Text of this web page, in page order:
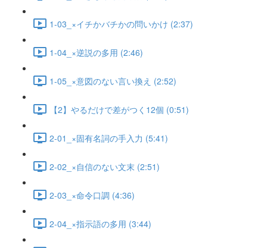
1-03_×イチかバチかの問いかけ (2:37)
1-04_×逆説の多用 (2:46)
1-05_×意図のない言い換え (2:52)
【2】やるだけで差がつく12個 (0:51)
2-01_×固有名詞の手入力 (5:41)
2-02_×自信のない文末 (2:51)
2-03_×命令口調 (4:36)
2-04_×指示語の多用 (3:44)